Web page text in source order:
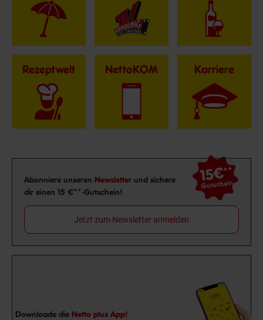
Rezeptwelt NettoKOM Karriere
Newsletter Anmeldung
Abonniere unseren Newsletter und sichere
dir einen 15 €**-Gutschein!
15€**
Gutschein
Jetzt zum Newsletter anmelden
Downloade die Netto plus App!